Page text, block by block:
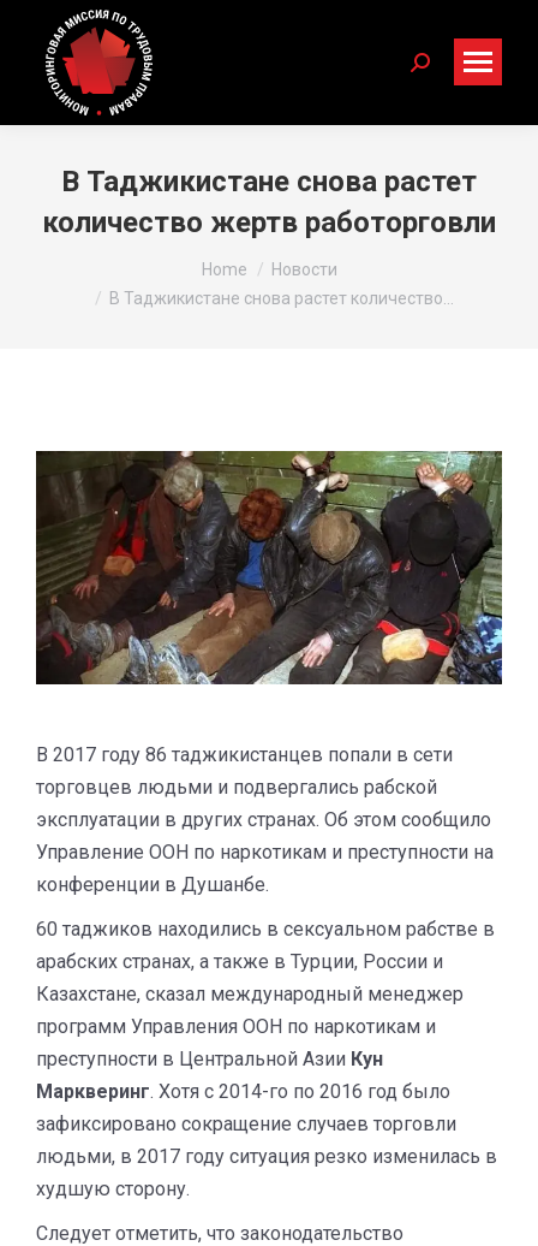
Search:
В Таджикистане снова растет
количество жертв работорговли
Home
Новости
В Таджикистане снова растет количество…
В 2017 году 86 таджикистанцев попали в сети
торговцев людьми и подвергались рабской
эксплуатации в других странах. Об этом сообщило
Управление ООН по наркотикам и преступности на
конференции в Душанбе.
60 таджиков находились в сексуальном рабстве в
арабских странах, а также в Турции, России и
Казахстане, сказал международный менеджер
программ Управления ООН по наркотикам и
преступности в Центральной Азии Кун
Маркверинг. Хотя с 2014-го по 2016 год было
зафиксировано сокращение случаев торговли
людьми, в 2017 году ситуация резко изменилась в
худшую сторону.
Следует отметить, что законодательство